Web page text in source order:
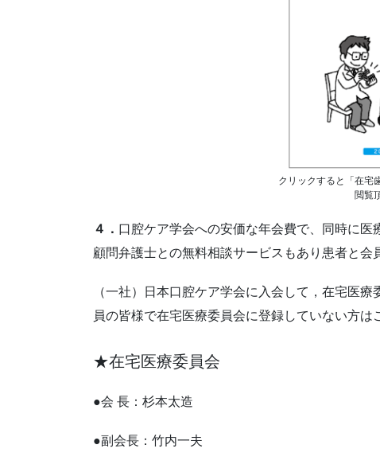
クリックすると「在宅
閲覧
４． 口腔ケア学会への安価な年会費で、同時に医
顧問弁護士との無料相談サービスもあり患者と会
（一社）日本口腔ケア学会に入会して，在宅医
員の皆様で在宅医療委員会に登録していない方は
★在宅医療委員会
●会 長：杉本太造
●副会長：竹内一夫